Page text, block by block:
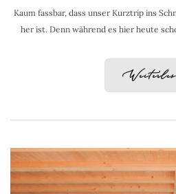
Kaum fassbar, dass unser Kurztrip ins
her ist. Denn während es hier heute